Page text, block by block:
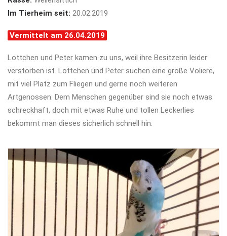
Im Tierheim seit: 20.02.2019
Vermittelt am 26.04.2019
Lottchen und Peter kamen zu uns, weil ihre Besitzerin leider
verstorben ist. Lottchen und Peter suchen eine große Voliere,
mit viel Platz zum Fliegen und gerne noch weiteren
Artgenossen. Dem Menschen gegenüber sind sie noch etwas
schreckhaft, doch mit etwas Ruhe und tollen Leckerlies
bekommt man dieses sicherlich schnell hin.